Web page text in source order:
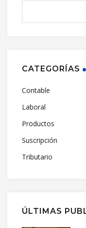
CATEGORÍAS
Contable
Laboral
Productos
Suscripción
Tributario
ÚLTIMAS